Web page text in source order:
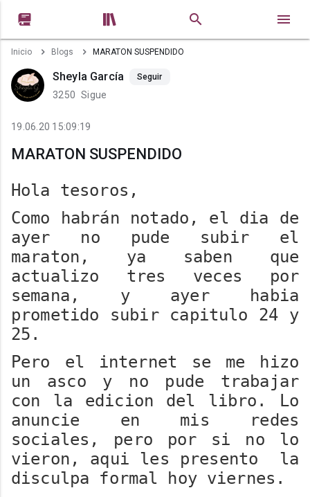
 
Inicio Blogs MARATON SUSPENDIDO
Sheyla García Seguir
3250 Sigue
19.06.20 15:09:19
MARATON SUSPENDIDO
Hola tesoros,
Como habrán notado, el dia de
ayer no pude subir el
maraton, ya saben que
actualizo tres veces por
semana, y ayer habia
prometido subir capitulo 24 y
25.
Pero el internet se me hizo
un asco y no pude trabajar
con la edicion del libro. Lo
anuncie en mis redes
sociales, pero por si no lo
vieron, aqui les presento la
disculpa formal hoy viernes.